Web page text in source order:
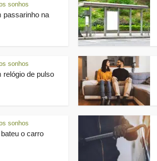
sonhos
passarinho na
sonhos
relógio de pulso
sonhos
o carro